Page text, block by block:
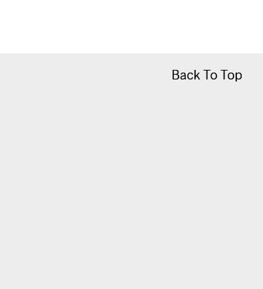
Back To Top
Back To Top